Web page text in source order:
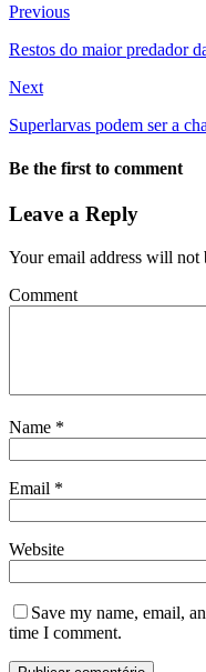
Previous
Restos do maior predador
Next
Superlarvas podem ser a
Be the first to comment
Leave a Reply
Your email address will not
Comment
Name *
Email *
Website
Save my name, email,
time I comment.